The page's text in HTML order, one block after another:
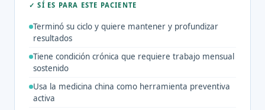
✓ SÍ ES PARA ESTE PACIENTE
Terminó su ciclo y quiere mantener y profundizar
resultados
Tiene condición crónica que requiere trabajo mensual
sostenido
Usa la medicina china como herramienta preventiva
activa